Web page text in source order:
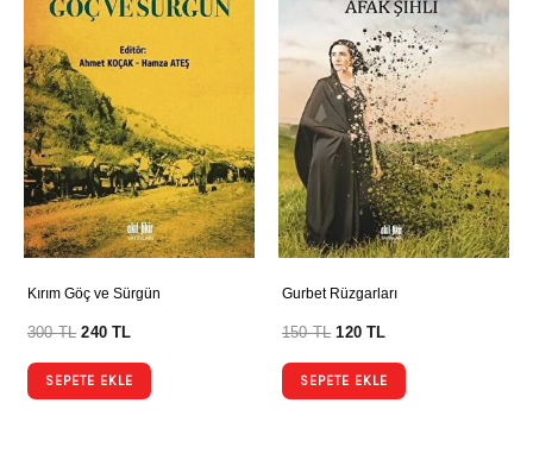
Kırım Göç ve Sürgün
300TL 240TL
SEPETE EKLE
Gurbet Rüzgarları
150TL 120TL
SEPETE EKLE